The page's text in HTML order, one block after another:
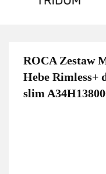
ROCA Zestaw
Hebe Rimless+
slim